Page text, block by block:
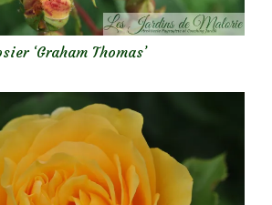
‘Graham Thomas’